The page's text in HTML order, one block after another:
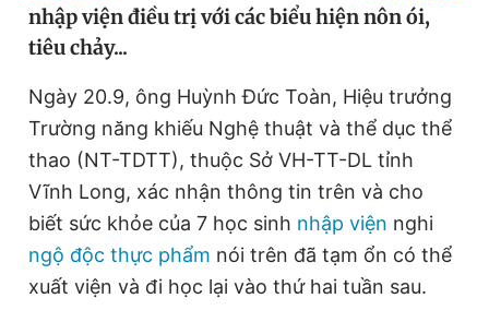
Sản phẩm khác
Tiện ích Bạn cần biết
Thông tin tòa soạn Liên hệ quảng cáo
Đọc Thanh Niên trên điện thoại
nhập viện điều trị với các biểu hiện nôn ói,
tiêu chảy...
Ngày 20.9, ông Huỳnh Đức Toàn, Hiệu trưởng
Trường năng khiếu Nghệ thuật và thể dục thể
thao (NT-TDTT), thuộc Sở VH-TT-DL tỉnh
Vĩnh Long, xác nhận thông tin trên và cho
biết sức khỏe của 7 học sinh nhập viện nghi
ngộ độc thực phẩm nói trên đã tạm ổn có thể
xuất viện và đi học lại vào thứ hai tuần sau.